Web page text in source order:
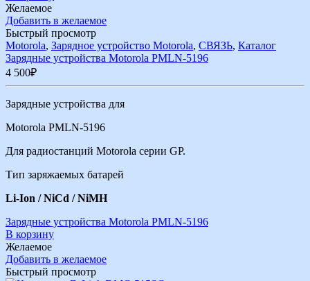
Желаемое
Добавить в желаемое
Быстрый просмотр
Motorola, Зарядное устройство Motorola, СВЯЗЬ, Каталог
Зарядные устройства Motorola PMLN-5196
4 500₽
Зарядные устройства для
Motorola PMLN-5196
Для радиостанций Motorola серии GP.
Тип заряжаемых батарей
Li-Ion / NiCd / NiMH
Зарядные устройства Motorola PMLN-5196
В корзину
Желаемое
Добавить в желаемое
Быстрый просмотр